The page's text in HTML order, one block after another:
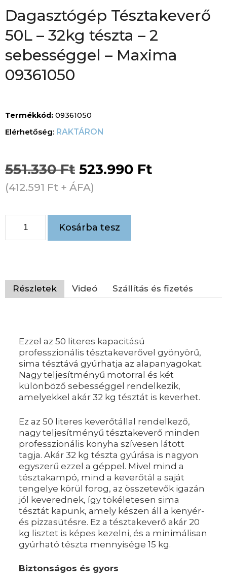
Dagasztógép Tésztakeverő
50L – 32kg tészta – 2
sebességgel – Maxima
09361050
Termékkód: 09361050
RAKTÁRON
551.330Ft 523.990 Ft
(412.591 Ft + ÁFA)
Kosárba tesz
Részletek Videó Szállítás és fizetés
Ezzel az 50 literes kapacitású
professzionális tésztakeverővel gyönyörű,
sima tésztává gyúrhatja az alapanyagokat.
Nagy teljesítményű motorral és két
különböző sebességgel rendelkezik,
amelyekkel akár 32 kg tésztát is keverhet.
Ez az 50 literes keverőtállal rendelkező,
nagy teljesítményű tésztakeverő minden
professzionális konyha szívesen látott
tagja. Akár 32 kg tészta gyúrása is nagyon
egyszerű ezzel a géppel. Mivel mind a
tésztakampó, mind a keverőtál a saját
tengelye körül forog, az összetevők igazán
jól keverednek, így tökéletesen sima
tésztát kapunk, amely készen áll a kenyér-
és pizzasütésre. Ez a tésztakeverő akár 20
kg lisztet is képes kezelni, és a minimálisan
gyúrható tészta mennyisége 15 kg.
Biztonságos és gyors